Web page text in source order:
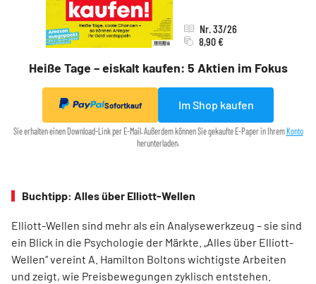
Heiße Tage – eiskalt kaufen: 5 Aktien im Fokus
Nr. 33/26
8,90 €
Sofortkauf Im Shop kaufen
Sie erhalten einen Download-Link per E-Mail. Außerdem können Sie gekaufte E-Paper in Ihrem Konto
herunterladen.
Buchtipp: Alles über Elliott-Wellen
Elliott-Wellen sind mehr als ein Analysewerkzeug – sie sind
ein Blick in die Psychologie der Märkte. „Alles über Elliott-
Wellen“ vereint A. Hamilton Boltons wichtigste Arbeiten
und zeigt, wie Preisbewegungen zyklisch entstehen.